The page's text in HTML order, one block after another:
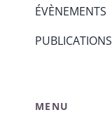
ÉVÈNEMENTS
PUBLICATIONS
MENU